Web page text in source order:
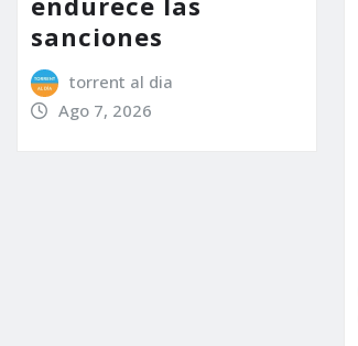
sanciones
torrent al dia
Ago 7, 2026